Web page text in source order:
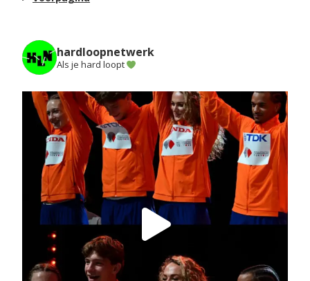
hardloopnetwerk
Als je hard loopt